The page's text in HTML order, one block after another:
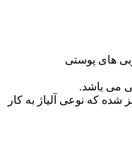
شده که نوعی آلیاژ به کار